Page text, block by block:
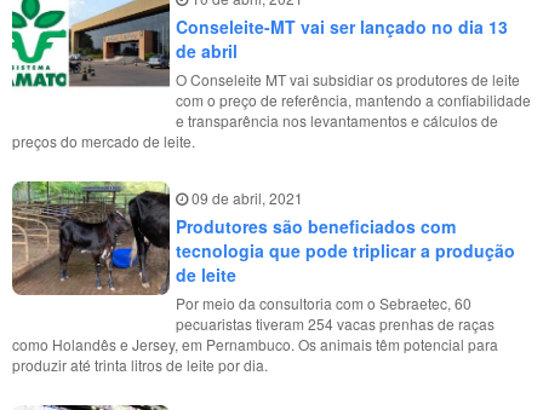
Conseleite-MT vai ser lançado no dia 13
de abril
O Conseleite MT vai subsidiar os produtores de leite
com o preço de referência, mantendo a confiabilidade
e transparência nos levantamentos e cálculos de
preços do mercado de leite.
09 de abril, 2021
Produtores são beneficiados com
tecnologia que pode triplicar a produção
de leite
Por meio da consultoria com o Sebraetec, 60
pecuaristas tiveram 254 vacas prenhas de raças
como Holandês e Jersey, em Pernambuco. Os animais têm potencial para
produzir até trinta litros de leite por dia.